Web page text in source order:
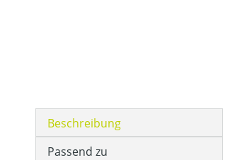
Beschreibung
Passend zu